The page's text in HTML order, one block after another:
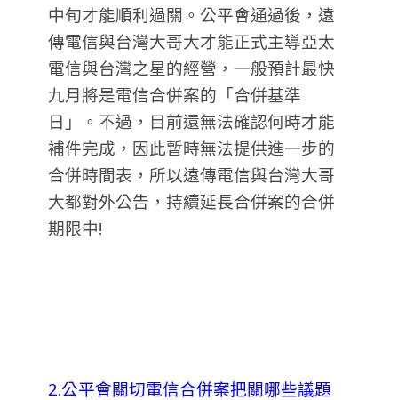
中旬才能順利過關。公平會通過後，遠
傳電信與台灣大哥大才能正式主導亞太
電信與台灣之星的經營，一般預計最快
九月將是電信合併案的「合併基準
日」。不過，目前還無法確認何時才能
補件完成，因此暫時無法提供進一步的
合併時間表，所以遠傳電信與台灣大哥
大都對外公告，持續延長合併案的合併
期限中!
2.公平會關切電信合併案把關哪些議題